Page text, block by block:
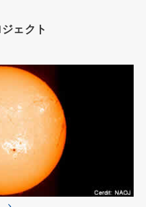
ェクト